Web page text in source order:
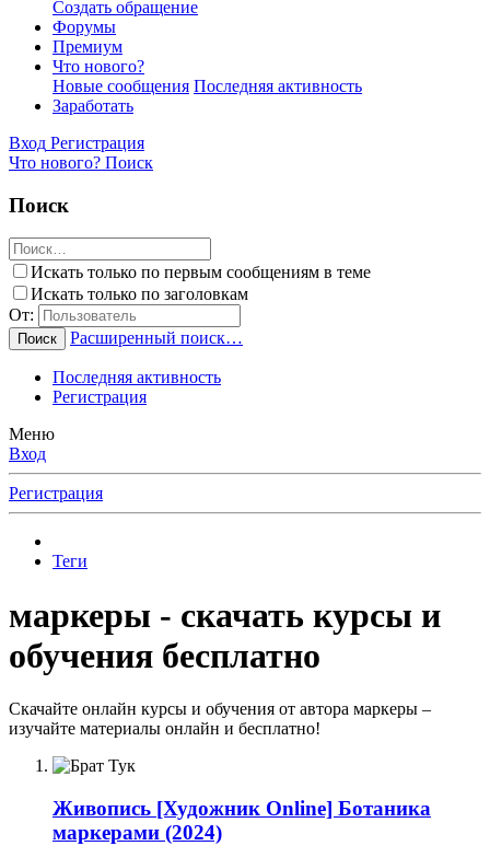
Создать обращение
Форумы
Премиум
Что нового?
Новые сообщения Последняя активность
Заработать
Вход Регистрация
Что нового? Поиск
Поиск
Искать только по первым сообщениям в теме
Искать только по заголовкам
От:
Поиск Расширенный поиск…
Последняя активность
Регистрация
Меню
Вход
Регистрация
Теги
маркеры - скачать курсы и
обучения бесплатно
Скачайте онлайн курсы и обучения от автора маркеры –
изучайте материалы онлайн и бесплатно!
Живопись [Художник Online] Ботаника
маркерами (2024)